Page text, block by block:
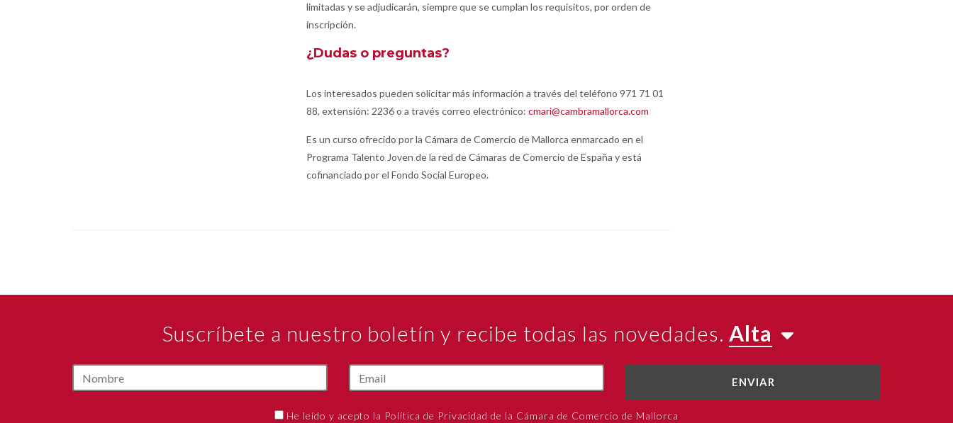
limitadas y se adjudicarán, siempre que se cumplan los requisitos, por orden de
inscripción.
¿Dudas o preguntas?
Los interesados pueden solicitar más información a través del teléfono 971 71 01
88, extensión: 2236 o a través correo electrónico: cmari@cambramallorca.com
Es un curso ofrecido por la Cámara de Comercio de Mallorca enmarcado en el
Programa Talento Joven de la red de Cámaras de Comercio de España y está
cofinanciado por el Fondo Social Europeo.
Suscríbete a nuestro boletín y recibe todas las novedades. Alta
ENVIAR
He leído y acepto la Política de Privacidad de la Cámara de Comercio de Mallorca